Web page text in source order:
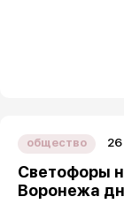
общество
Светофоры
Воронежа